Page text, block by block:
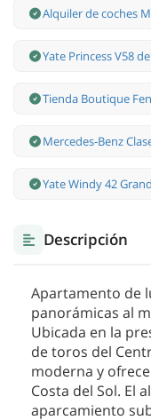
Alquiler de coches
Yate Princess V58
Tienda Boutique
Mercedes-Benz
Yate Windy 42
Descripción
Apartamento de
panorámicas al
Ubicada en la
de toros del
moderna y
Costa del Sol. El
aparcamiento